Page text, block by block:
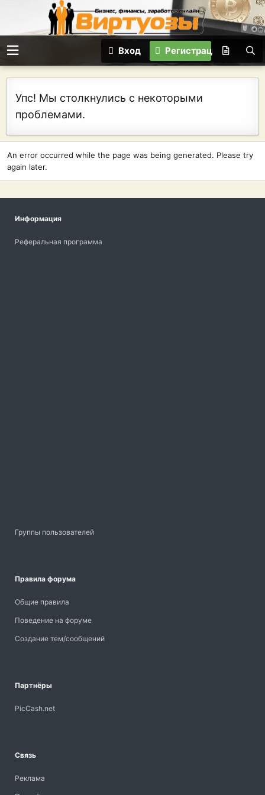
Вход Регистрация
Упс! Мы столкнулись с некоторыми
проблемами.
An error occurred while the page was being generated. Please try
again later.
Информация
Реферальная программа
Группы пользователей
Правила форума
Общие правила
Поведение на форуме
Создание тем/сообщений
Партнёры
PicCash.net
Связь
Реклама